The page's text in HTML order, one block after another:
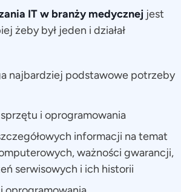
IT w branży medycznej jest
żeby był jeden i działał
najbardziej podstawowe potrzeby
i oprogramowania
informacji na temat
ważności gwarancji,
serwisowych i ich historii